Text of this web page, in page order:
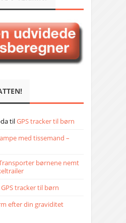
tilGPS tracker til børn
med tissemand –
børnene nemt
GPS tracker til børn
efter din graviditet